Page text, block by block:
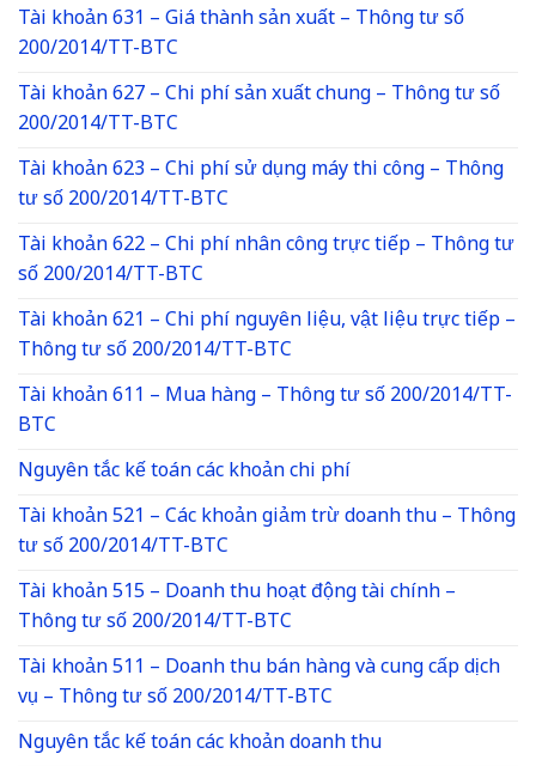
Tài khoản 631 – Giá thành sản xuất – Thông tư số
200/2014/TT-BTC
Tài khoản 627 – Chi phí sản xuất chung – Thông tư số
200/2014/TT-BTC
Tài khoản 623 – Chi phí sử dụng máy thi công – Thông
tư số 200/2014/TT-BTC
Tài khoản 622 – Chi phí nhân công trực tiếp – Thông tư
số 200/2014/TT-BTC
Tài khoản 621 – Chi phí nguyên liệu, vật liệu trực tiếp –
Thông tư số 200/2014/TT-BTC
Tài khoản 611 – Mua hàng – Thông tư số 200/2014/TT-
BTC
Nguyên tắc kế toán các khoản chi phí
Tài khoản 521 – Các khoản giảm trừ doanh thu – Thông
tư số 200/2014/TT-BTC
Tài khoản 515 – Doanh thu hoạt động tài chính –
Thông tư số 200/2014/TT-BTC
Tài khoản 511 – Doanh thu bán hàng và cung cấp dịch
vụ – Thông tư số 200/2014/TT-BTC
Nguyên tắc kế toán các khoản doanh thu